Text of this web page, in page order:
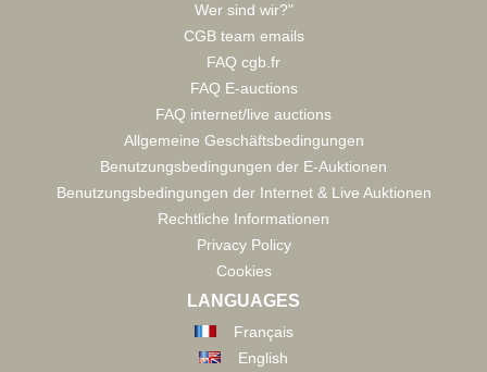
Wer sind wir?"
CGB team emails
FAQ cgb.fr
FAQ E-auctions
FAQ internet/live auctions
Allgemeine Geschäftsbedingungen
Benutzungsbedingungen der E-Auktionen
Benutzungsbedingungen der Internet & Live Auktionen
Rechtliche Informationen
Privacy Policy
Cookies
LANGUAGES
Français
English